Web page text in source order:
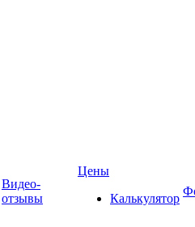
Видео-
отзывы
Цены
Калькулятор